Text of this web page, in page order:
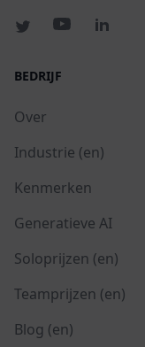
BEDRIJF
Over
Industrie (en)
Kenmerken
Generatieve AI
Soloprijzen (en)
Teamprijzen (en)
Blog (en)